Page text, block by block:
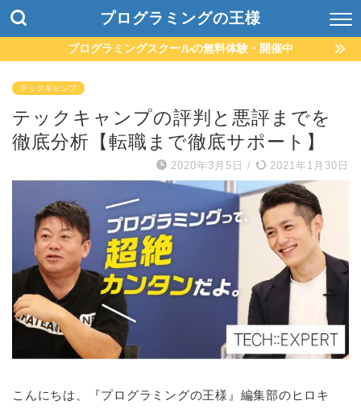
プログラミングの王様
プログラミングスクールの無料体験・開催中
テックキャンプ
テックキャンプの評判と悪評までを
徹底分析【転職まで徹底サポート】
2020年3月5日 / 2021年1月30日
こんにちは、『プログラミングの王様』編集部のヒロキ